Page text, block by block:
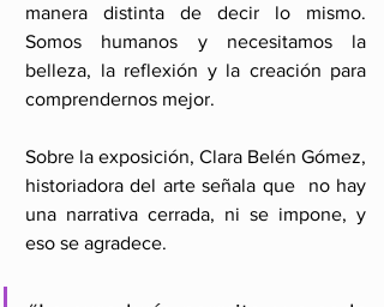
manera distinta de decir lo mismo.
Somos humanos y necesitamos la
belleza, la reflexión y la creación para
comprendernos mejor.
Sobre la exposición, Clara Belén Gómez,
historiadora del arte señala que  no hay
una narrativa cerrada, ni se impone, y
eso se agradece.